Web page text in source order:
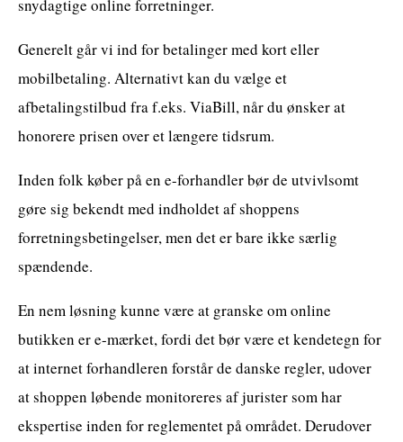
snydagtige online forretninger.
Generelt går vi ind for betalinger med kort eller
mobilbetaling. Alternativt kan du vælge et
afbetalingstilbud fra f.eks. ViaBill, når du ønsker at
honorere prisen over et længere tidsrum.
Inden folk køber på en e-forhandler bør de utvivlsomt
gøre sig bekendt med indholdet af shoppens
forretningsbetingelser, men det er bare ikke særlig
spændende.
En nem løsning kunne være at granske om online
butikken er e-mærket, fordi det bør være et kendetegn for
at internet forhandleren forstår de danske regler, udover
at shoppen løbende monitoreres af jurister som har
ekspertise inden for reglementet på området. Derudover